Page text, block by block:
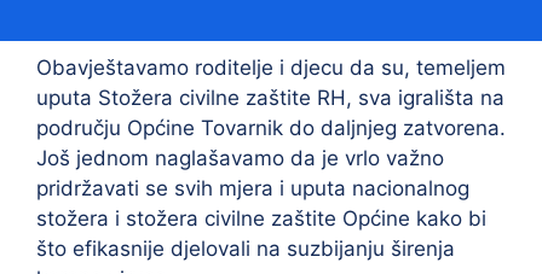
Obavještavamo roditelje i djecu da su, temeljem
uputa Stožera civilne zaštite RH, sva igrališta na
području Općine Tovarnik do daljnjeg zatvorena.
Još jednom naglašavamo da je vrlo važno
pridržavati se svih mjera i uputa nacionalnog
stožera i stožera civilne zaštite Općine kako bi
što efikasnije djelovali na suzbijanju širenja